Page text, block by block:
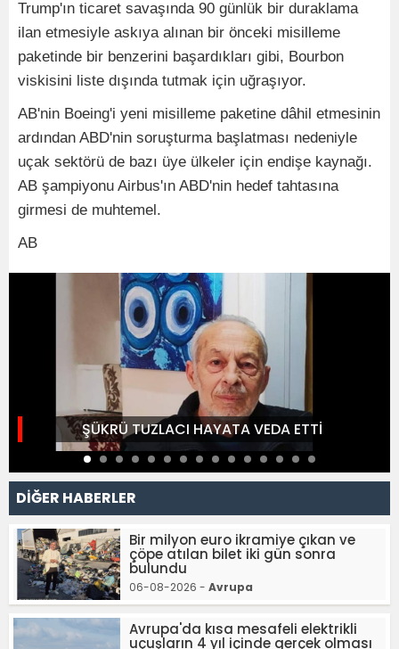
Trump'ın ticaret savaşında 90 günlük bir duraklama
ilan etmesiyle askıya alınan bir önceki misilleme
paketinde bir benzerini başardıkları gibi, Bourbon
viskisini liste dışında tutmak için uğraşıyor.
AB'nin Boeing'i yeni misilleme paketine dâhil etmesinin
ardından ABD'nin soruşturma başlatması nedeniyle
uçak sektörü de bazı üye ülkeler için endişe kaynağı.
AB şampiyonu Airbus'ın ABD'nin hedef tahtasına
girmesi de muhtemel.
AB
ŞÜKRÜ TUZLACI HAYATA VEDA ETTİ
DİĞER HABERLER
Bir milyon euro ikramiye çıkan ve
çöpe atılan bilet iki gün sonra
bulundu
06-08-2026 - Avrupa
Avrupa'da kısa mesafeli elektrikli
uçuşların 4 yıl içinde gerçek olması